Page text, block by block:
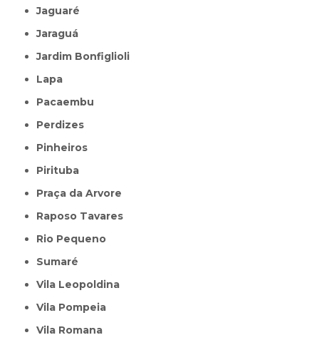
Jaguaré
Jaraguá
Jardim Bonfiglioli
Lapa
Pacaembu
Perdizes
Pinheiros
Pirituba
Praça da Arvore
Raposo Tavares
Rio Pequeno
Sumaré
Vila Leopoldina
Vila Pompeia
Vila Romana